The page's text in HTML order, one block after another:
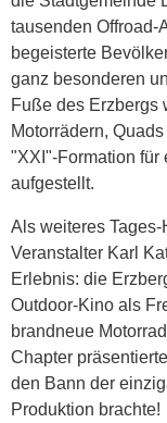
tausenden Offroad-
begeisterte
ganz besonderen
Fuße des Erzbergs
Motorrädern,
"XXI"-Formation für
aufgestellt.
Als weiteres
Veranstalter Karl
Erlebnis: die
Outdoor-Kino als
brandneue
Chapter
den Bann der
Produktion brachte!